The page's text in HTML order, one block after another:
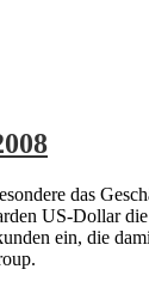
das
US-Dollar die
ein, die